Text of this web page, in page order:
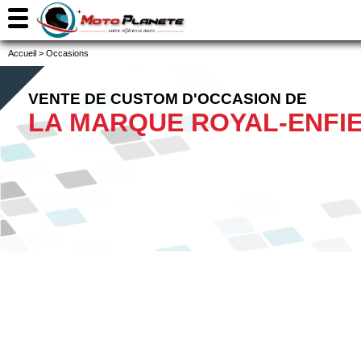
Accueil > Occasions
VENTE DE CUSTOM D'OCCASION DE
LA MARQUE ROYAL-